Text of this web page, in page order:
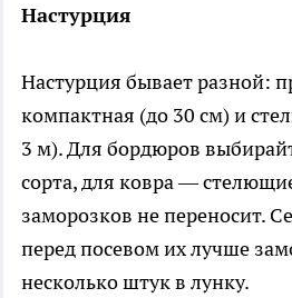
Настурция
Настурция бывает разной:
компактная (до 30 см) и
3 м). Для бордюров
сорта, для ковра —
заморозков не переносит.
перед посевом их лучше
несколько штук в лунку.